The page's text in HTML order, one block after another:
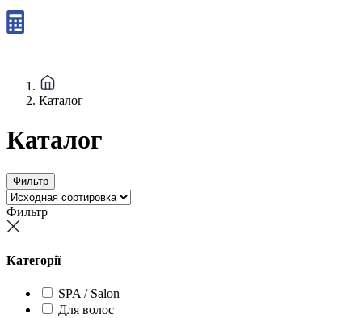
Каталог
Каталог
Фильтр
Фильтр
Категорії
SPA / Salon
Для волос